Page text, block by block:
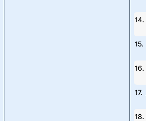
14.
15.
16.
17.
18.